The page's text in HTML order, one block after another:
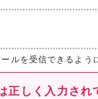
ルを受信できるよう
正しく入力され